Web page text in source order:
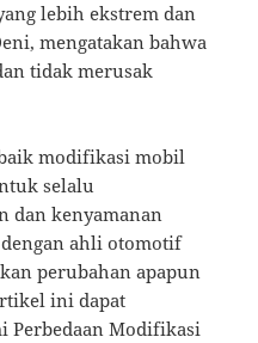
lebih ekstrem dan
mengatakan bahwa
tidak merusak
modifikasi mobil
selalu
dan kenyamanan
ahli otomotif
perubahan apapun
ini dapat
Perbedaan Modifikasi